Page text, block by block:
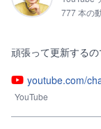
777 本の
頑張って更新する
youtube.com/
YouTube